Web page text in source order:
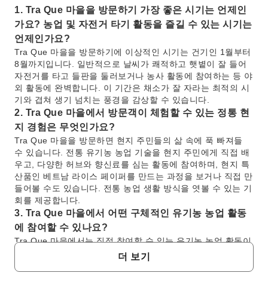
1. Tra Que 마을을 방문하기 가장 좋은 시기는 언제인
가요? 농업 및 자전거 타기 활동을 즐길 수 있는 시기는
언제인가요?
Tra Que 마을을 방문하기에 이상적인 시기는 건기인 1월부터
8월까지입니다. 일반적으로 날씨가 쾌적하고 햇볕이 잘 들어
자전거를 타고 들판을 둘러보거나 농사 활동에 참여하는 등 야
외 활동에 완벽합니다. 이 기간은 채소가 잘 자라는 최적의 시
기와 겹쳐 생기 넘치는 풍경을 감상할 수 있습니다.
2. Tra Que 마을에서 방문객이 체험할 수 있는 정통 현
지 경험은 무엇인가요?
Tra Que 마을을 방문하면 현지 주민들의 삶 속에 푹 빠져들
수 있습니다. 전통 유기농 농업 기술을 현지 주민에게 직접 배
우고, 다양한 허브와 향신료를 심는 활동에 참여하며, 현지 특
산품인 베트남 라이스 페이퍼를 만드는 과정을 보거나 직접 만
들어볼 수도 있습니다. 전통 농업 생활 방식을 엿볼 수 있는 기
회를 제공합니다.
3. Tra Que 마을에서 어떤 구체적인 유기농 농업 활동
에 참여할 수 있나요?
Tra Que 마을에서는 직접 참여할 수 있는 유기농 농업 활동이
있습니다. 흙 준비, 바질, 민트, 상추와 같은 다양한 허브와 향
신료 모종 심기, 그리고 현지 농부들이 인근 석호에서 얻은 해
더 보기